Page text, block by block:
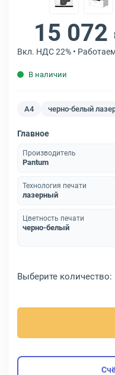
15
Вкл. НДС 22% •
В наличии
A4 черно-белый
Главное
Производитель
Pantum
Технология печати
лазерный
Цветность печати
черно-белый
Выберите количество: